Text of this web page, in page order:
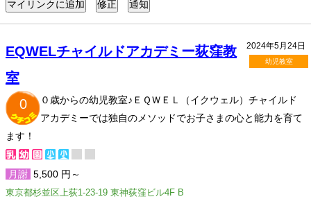
2024年5月24日
幼児教室
EQWELチャイルドアカデミー荻窪教
室
0
０歳からの幼児教室♪ＥＱＷＥＬ（イクウェル）チャイルド
アカデミーでは独自のメソッドでお子さまの心と能力を育て
ます！
月謝 5,500 円～
東京都杉並区上荻1-23-19 東神荻窪ビル4F B